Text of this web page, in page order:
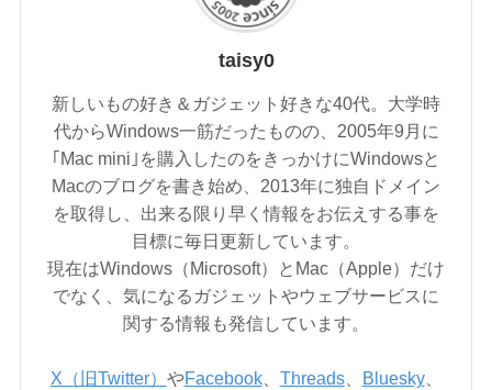
taisy0
新しいもの好き＆ガジェット好きな40代。大学時
代からWindows一筋だったものの、2005年9月に
｢Mac mini｣を購入したのをきっかけにWindowsと
Macのブログを書き始め、2013年に独自ドメイン
を取得し、出来る限り早く情報をお伝えする事を
目標に毎日更新しています。
現在はWindows（Microsoft）とMac（Apple）だけ
でなく、気になるガジェットやウェブサービスに
関する情報も発信しています。
X（旧Twitter） やFacebook、 Threads、 Bluesky、